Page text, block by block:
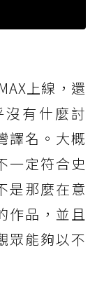
上線，還
有什麼討
譯名。大概
一定符合史
是那麼在意
作品，並且
眾能夠以不